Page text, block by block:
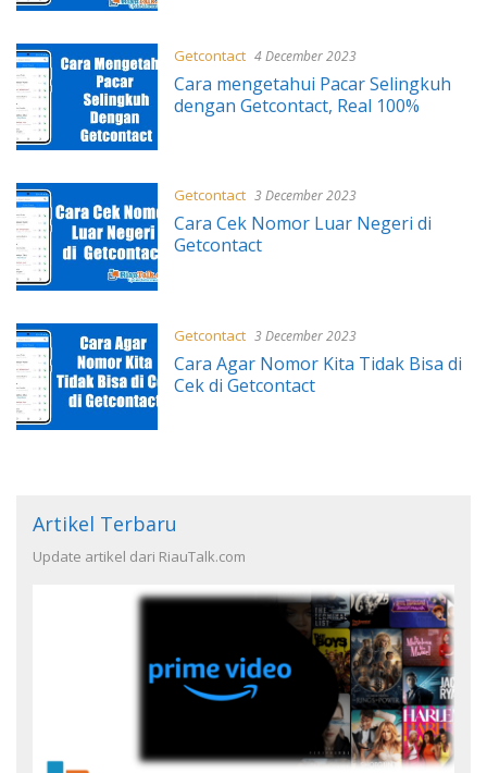
Getcontact 4 December 2023
Cara mengetahui Pacar Selingkuh
dengan Getcontact, Real 100%
Getcontact 3 December 2023
Cara Cek Nomor Luar Negeri di
Getcontact
Getcontact 3 December 2023
Cara Agar Nomor Kita Tidak Bisa di
Cek di Getcontact
Artikel Terbaru
Update artikel dari RiauTalk.com